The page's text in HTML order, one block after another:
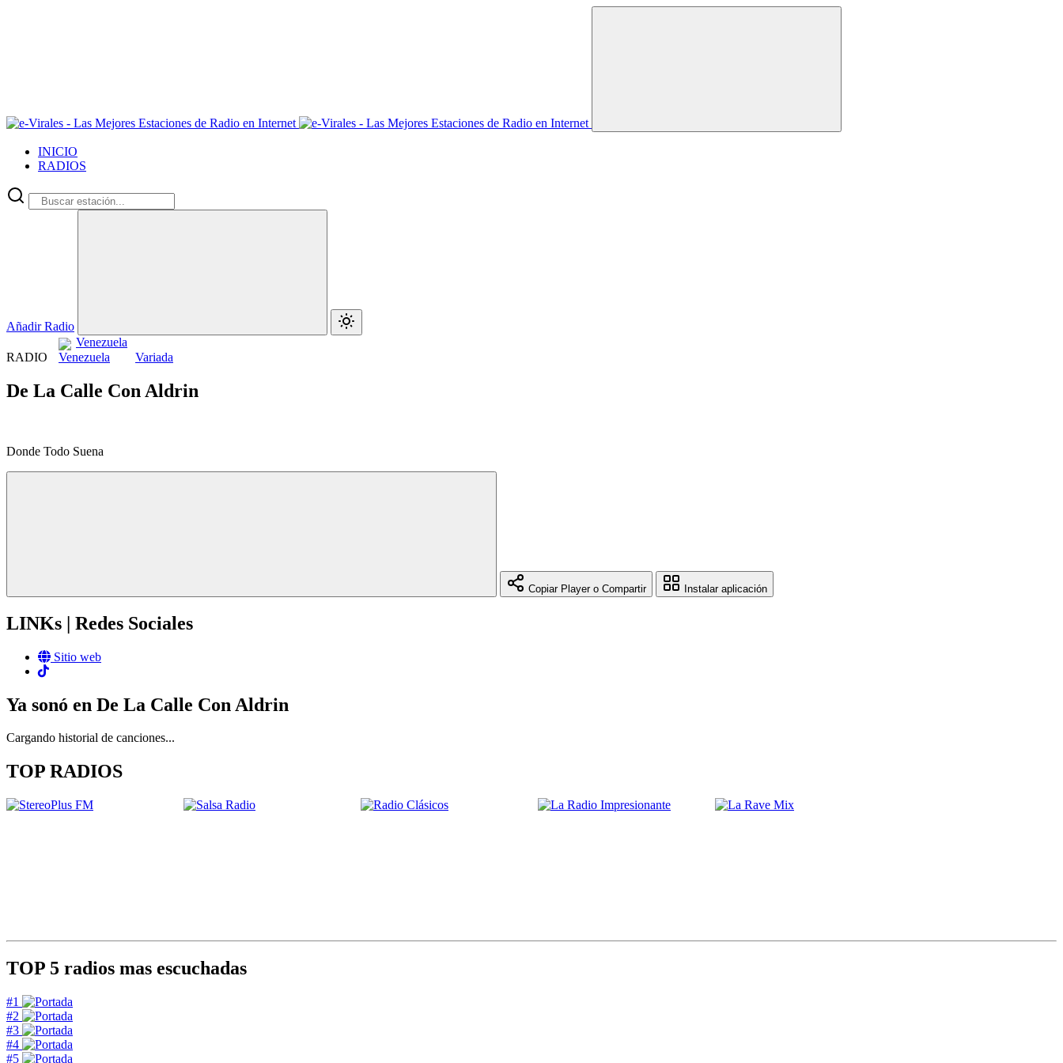
INICIO
RADIOS
Añadir Radio
RADIO
Venezuela
Variada
De La Calle Con Aldrin
Donde Todo Suena
Copiar Player o Compartir Instalar aplicación
LINKs | Redes Sociales
Sitio web
Ya sonó en De La Calle Con Aldrin
Cargando historial de canciones...
TOP RADIOS
TOP 5 radios mas escuchadas
#1
#2
#3
#4
#5